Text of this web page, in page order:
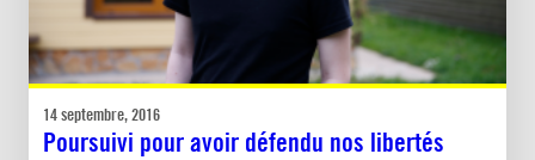
14 septembre, 2016
Poursuivi pour avoir défendu nos libertés